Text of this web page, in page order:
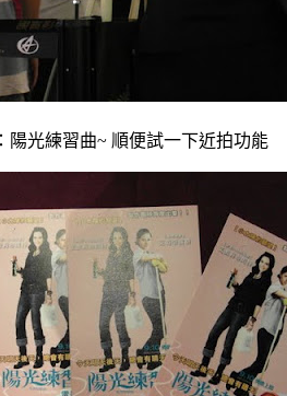
陽光練習曲~ 順便試一下近拍功能